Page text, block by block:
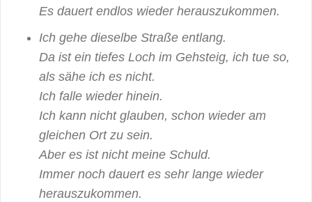
Es dauert endlos wieder herauszukommen.
Ich gehe dieselbe Straße entlang.
Da ist ein tiefes Loch im Gehsteig, ich tue so,
als sähe ich es nicht.
Ich falle wieder hinein.
Ich kann nicht glauben, schon wieder am
gleichen Ort zu sein.
Aber es ist nicht meine Schuld.
Immer noch dauert es sehr lange wieder
herauszukommen.